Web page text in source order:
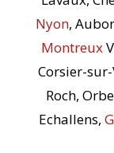
Nyon,
Montreux
Corsier-
Roch,
Echallens,